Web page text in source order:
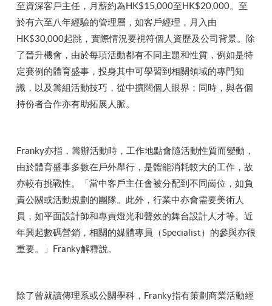
至資深客戶主任，月薪約為HK$15,000至HK$20,000。至
於有六至八年經驗的管理層，如客戶經理，月入由
HK$30,000起跳，實際情況要視符個人資歷及公司背景。除
了晉升機會，由於每項活動都有不同主題和性質，例如是特
定賽例的體育盛事，投身其中可學習到相關領域的專門知
識，以及籌組活動技巧，從中擴闊個人眼界；同時，與各個
持份者合作亦有助拓展人脈。
Franky亦指，籌辦活動時，工作地點會隨活動性質而變動，
由於體育盛事多數在戶外舉行，是體能消耗較大的工作，故
亦較有挑戰性。「當中客戶主任會被分配到不同崗位，如負
責公關或活動規劃的團隊。此外，行業中亦會需要美術人
員，如平面設計師和專責燈光和聲效的舞台設計人才等。近
年興起數碼營銷，相關的媒體專員（Specialist）的參與亦很
重要。」Franky解釋說。
除了曾就讀傳理系或公關學科，Franky指有策劃商業活動經